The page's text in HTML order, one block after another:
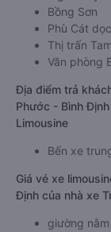
Bồng Sơn
Phù Cát
Thị trấn
Văn phòng
Địa điểm trả
Phước - Bình
Limousine
Bến xe
Giá vé xe
Định của nhà xe
giường